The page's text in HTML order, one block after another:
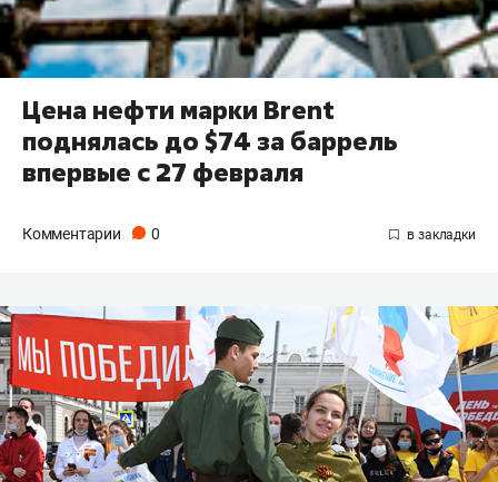
Цена нефти марки Brent
поднялась до $74 за баррель
впервые с 27 февраля
Комментарии 0